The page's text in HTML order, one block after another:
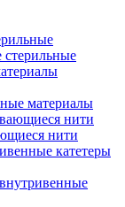
стерильные
материалы
нити
нити
катетеры